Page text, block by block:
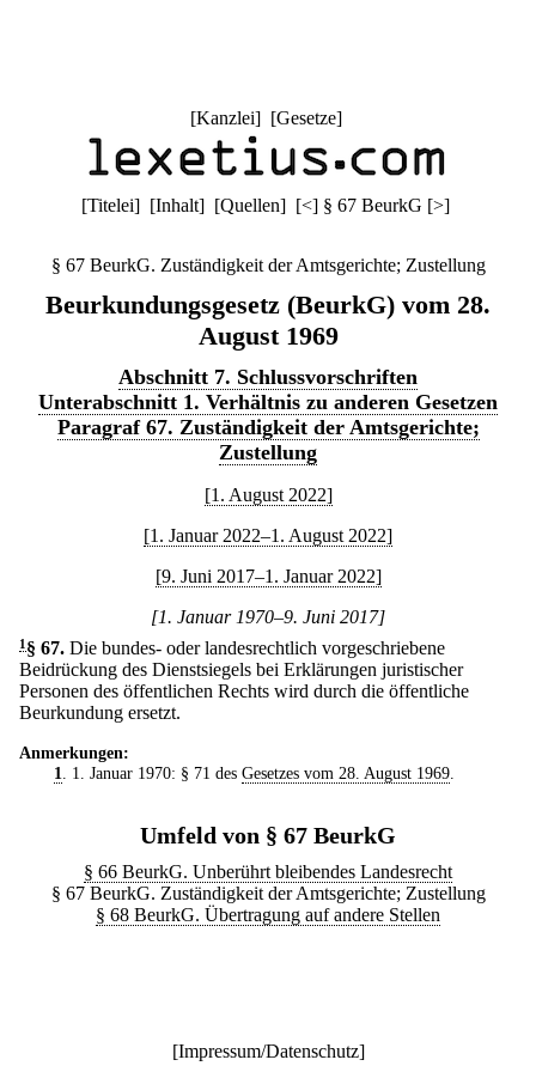
[Kanzlei] [Gesetze]
[Titelei] [Inhalt] [Quellen] [<] § 67 BeurkG [>]
§ 67 BeurkG. Zuständigkeit der Amtsgerichte; Zustellung
Beurkundungsgesetz (BeurkG) vom 28.
August 1969
Abschnitt 7. Schlussvorschriften
Unterabschnitt 1. Verhältnis zu anderen Gesetzen
Paragraf 67. Zuständigkeit der Amtsgerichte;
Zustellung
[1. August 2022]
[1. Januar 2022–1. August 2022]
[9. Juni 2017–1. Januar 2022]
[1. Januar 1970–9. Juni 2017]
1 § 67. Die bundes- oder landesrechtlich vorgeschriebene
Beidrückung des Dienstsiegels bei Erklärungen juristischer
Personen des öffentlichen Rechts wird durch die öffentliche
Beurkundung ersetzt.
Anmerkungen:
1
. 1. Januar 1970: § 71 des Gesetzes vom 28. August 1969.
Umfeld von § 67 BeurkG
§ 66 BeurkG. Unberührt bleibendes Landesrecht
§ 67 BeurkG. Zuständigkeit der Amtsgerichte; Zustellung
§ 68 BeurkG. Übertragung auf andere Stellen
[Impressum/Datenschutz]